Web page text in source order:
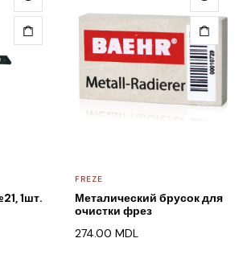
1шт.
FREZE
Металический брусок для
очистки фрез
274.00 MDL